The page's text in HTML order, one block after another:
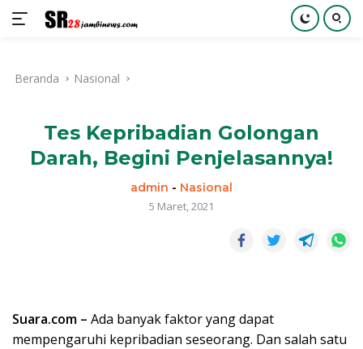
kontenBeranda Nasional
Tes Kepribadian Golongan
Darah, Begini Penjelasannya!
admin - Nasional
5 Maret, 2021
Suara.com – Ada banyak faktor yang dapat
mempengaruhi kepribadian seseorang. Dan salah satu